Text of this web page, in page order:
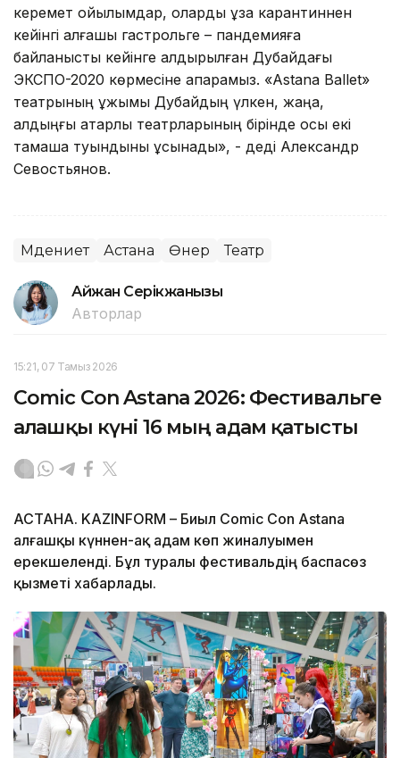
керемет қойылымдар, оларды ұзақ карантиннен
кейінгі алғашқы гастрольге – пандемияға
байланысты кейінге қалдырылған Дубайдағы
ЭКСПО-2020 көрмесіне апарамыз. «Astana Ballet»
театрының ұжымы Дубайдың үлкен, жаңа,
алдыңғы қатарлы театрларының бірінде осы екі
тамаша туындыны ұсынады», - деді Александр
Севостьянов.
Мәдениет Астана Өнер Театр
Айжан Серікжанқызы
Авторлар
15:21, 07 Тамыз 2026
Comic Con Astana 2026: Фестивальге
алғашқы күні 16 мың адам қатысты
АСТАНА. KAZINFORM – Биыл Comic Con Astana
алғашқы күннен-ақ адам көп жиналуымен
ерекшеленді. Бұл туралы фестивальдің баспасөз
қызметі хабарлады.